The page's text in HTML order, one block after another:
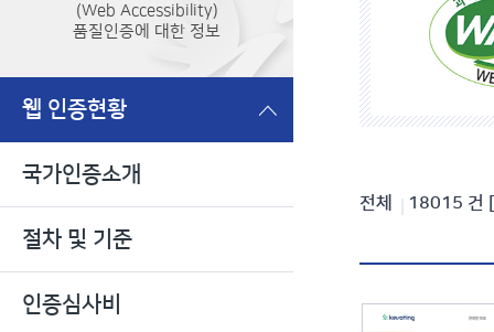
(Web Accessibility)
품질인증에 대한 정보
웹 인증현황
국가인증소개
절차 및 기준
인증심사비
인
전체 18015 건